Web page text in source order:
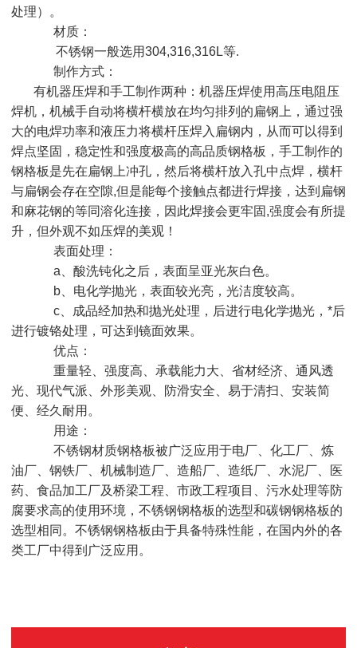
处理）。
材质：
不锈钢一般选用304,316,316L等.
制作方式：
有机器压焊和手工制作两种：机器压焊使用高压电阻压
焊机，机械手自动将横杆横放在均匀排列的扁钢上，通过强
大的电焊功率和液压力将横杆压焊入扁钢内，从而可以得到
焊点坚固，稳定性和强度极高的高品质钢格板，手工制作的
钢格板是先在扁钢上冲孔，然后将横杆放入孔中点焊，横杆
与扁钢会存在空隙,但是能每个接触点都进行焊接，达到扁钢
和麻花钢的等同溶化连接，因此焊接会更牢固,强度会有所提
升，但外观不如压焊的美观！
表面处理：
a、酸洗钝化之后，表面呈亚光灰白色。
b、电化学抛光，表面较光亮，光洁度较高。
c、成品经加热和抛光处理，后进行电化学抛光，*后
进行镀铬处理，可达到镜面效果。
优点：
重量轻、强度高、承载能力大、省材经济、通风透
光、现代气派、外形美观、防滑安全、易于清扫、安装简
便、经久耐用。
用途：
不锈钢材质钢格板被广泛应用于电厂、化工厂、炼
油厂、钢铁厂、机械制造厂、造船厂、造纸厂、水泥厂、医
药、食品加工厂及桥梁工程、市政工程项目、污水处理等防
腐要求高的使用环境，不锈钢钢格板的选型和碳钢钢格板的
选型相同。不锈钢钢格板由于具备特殊性能，在国内外的各
类工厂中得到广泛应用。